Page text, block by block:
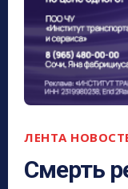
ЛЕНТА
Смерть